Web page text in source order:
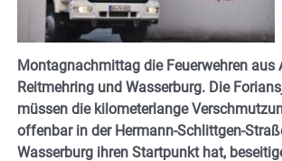
Montagnachmittag die Feuerwehren aus
Reitmehring und Wasserburg. Die
müssen die kilometerlange
offenbar in der Hermann-Schlittgen-
Wasserburg ihren Startpunkt hat,